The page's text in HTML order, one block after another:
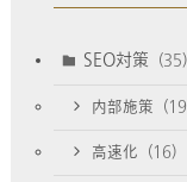
SEO対策 (35)
内部施策
高速化 (16)